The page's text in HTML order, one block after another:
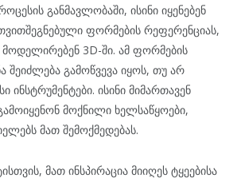
განმავლობაში, ისინი იყენებენ
ფორმების რეფერენციას,
3D-ში. ამ ფორმების
შეიძლება გამოწვევა იყოს, თუ არ
ინსტრუმენტები. ისინი მიმართავენ
მოქნილი ხელსაწყოები,
მათ შემოქმედებას.
მათ ინსპირაცია მიიღეს ტყეებისა